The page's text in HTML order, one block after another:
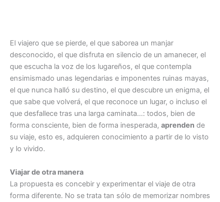
El viajero que se pierde, el que saborea un manjar
desconocido, el que disfruta en silencio de un amanecer, el
que escucha la voz de los lugareños, el que contempla
ensimismado unas legendarias e imponentes ruinas mayas,
el que nunca halló su destino, el que descubre un enigma, el
que sabe que volverá, el que reconoce un lugar, o incluso el
que desfallece tras una larga caminata…: todos, bien de
forma consciente, bien de forma inesperada, aprenden de
su viaje, esto es, adquieren conocimiento a partir de lo visto
y lo vivido.
Viajar de otra manera
La propuesta es concebir y experimentar el viaje de otra
forma diferente. No se trata tan sólo de memorizar nombres